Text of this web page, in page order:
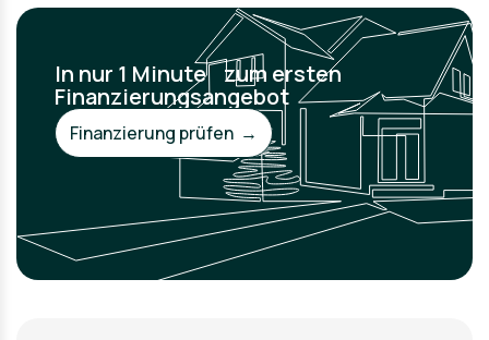
In nur 1 Minute zum ersten
Finanzierungsangebot
Finanzierung prüfen →